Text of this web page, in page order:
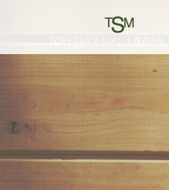
TOP | TSマネジメント株式会社